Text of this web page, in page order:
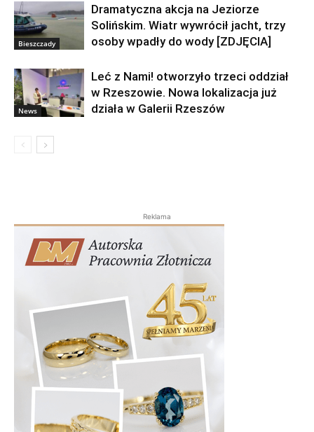
Bieszczady
Dramatyczna akcja na Jeziorze
Solińskim. Wiatr wywrócił jacht, trzy
osoby wpadły do wody [ZDJĘCIA]
News
Leć z Nami! otworzyło trzeci oddział
w Rzeszowie. Nowa lokalizacja już
działa w Galerii Rzeszów
Reklama